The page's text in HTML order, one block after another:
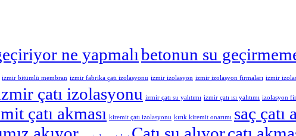
ne yapmalıbetonun su
izmir bitümlü membran izmir fabrika çatı izolasyonu izmir izolasyon izmir izolasyon firmaları izmir
çatı izolasyonu izmir çatı su yalıtımı izmir çatı ısı yalıtımı izolasyon
çatı akması kiremit çatı izolasyonu kırık kiremit onarımı saç çatı